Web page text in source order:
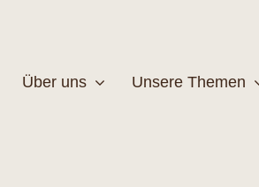
Über uns Unsere Themen